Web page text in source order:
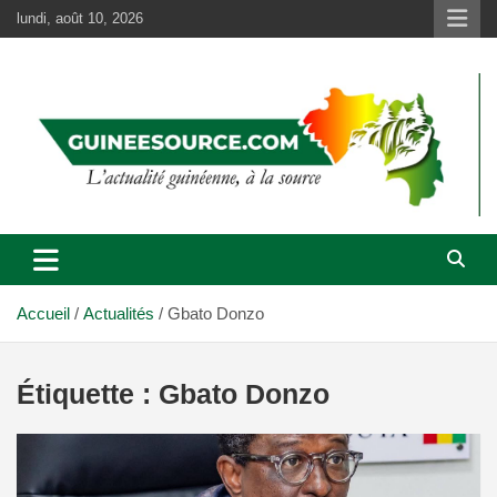
Aller
au
lundi, août 10, 2026
Accueil Actualités Gbato Donzo
Étiquette : Gbato Donzo